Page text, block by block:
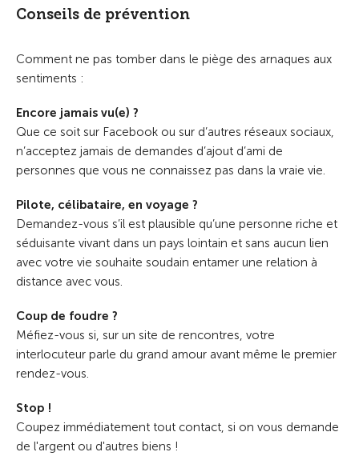
Conseils de prévention
Comment ne pas tomber dans le piège des arnaques aux
sentiments :
Encore jamais vu(e) ?
Que ce soit sur Facebook ou sur d’autres réseaux sociaux,
n’acceptez jamais de demandes d’ajout d’ami de
personnes que vous ne connaissez pas dans la vraie vie.
Pilote, célibataire, en voyage ?
Demandez-vous s’il est plausible qu’une personne riche et
séduisante vivant dans un pays lointain et sans aucun lien
avec votre vie souhaite soudain entamer une relation à
distance avec vous.
Coup de foudre ?
Méfiez-vous si, sur un site de rencontres, votre
interlocuteur parle du grand amour avant même le premier
rendez-vous.
Stop !
Coupez immédiatement tout contact, si on vous demande
de l'argent ou d'autres biens !